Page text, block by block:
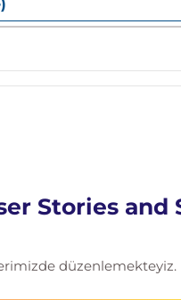
Stories